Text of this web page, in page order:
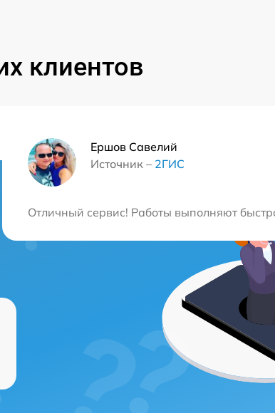
клиентов
цены адекватные. Очень благодарен!
Ершов Савелий
Источник – 2ГИС
Отличный сервис! Работы выполняют